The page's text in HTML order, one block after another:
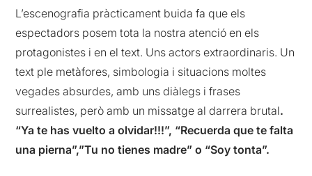
L’escenografia pràcticament buida fa que els
espectadors posem tota la nostra atenció en els
protagonistes i en el text. Uns actors extraordinaris. Un
text ple metàfores, simbologia i situacions moltes
vegades absurdes, amb uns diàlegs i frases
surrealistes, però amb un missatge al darrera brutal.
“Ya te has vuelto a olvidar!!!”, “Recuerda que te falta
una pierna”,”Tu no tienes madre” o “Soy tonta”.